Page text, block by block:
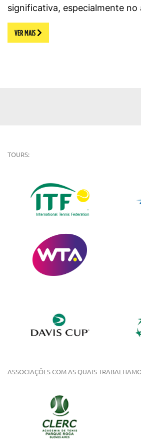
significativa, especialmente
VER MAIS
TOURS:
ASSOCIAÇÕES COM AS QUAIS